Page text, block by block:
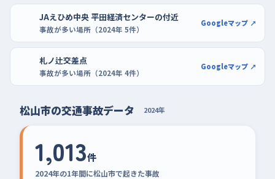
JAえひめ中央 平田経済センターの付近
事故が多い場所（2024年 5件）
Googleマップ ↗
札ノ辻交差点
事故が多い場所（2024年 4件）
Googleマップ ↗
松山市の交通事故データ 2024年
1,013件
2024年の1年間に松山市で起きた事故